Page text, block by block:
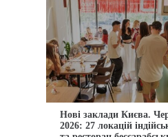
Нові заклади Києва.
2026: 27 локацій